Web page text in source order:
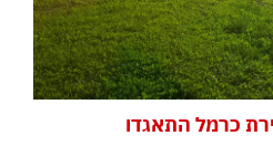
כרמל התאגדו